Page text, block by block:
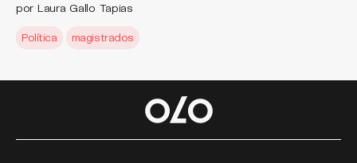
por Laura Gallo Tapias
Política magistrados